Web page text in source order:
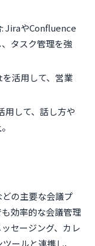
: JiraやConfluence
タスク管理を強
活用して、営業
用して、話し方や
の主要な会議プ
効率的な会議管理
セージング、カレ
ールと連携し、